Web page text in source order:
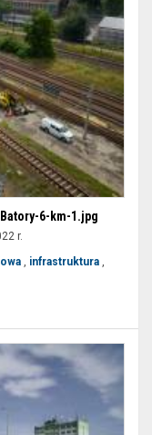
6-km-1.jpg
r.
, infrastruktura ,